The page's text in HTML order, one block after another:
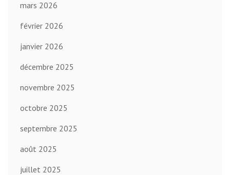
mars 2026
février 2026
janvier 2026
décembre 2025
novembre 2025
octobre 2025
septembre 2025
août 2025
juillet 2025